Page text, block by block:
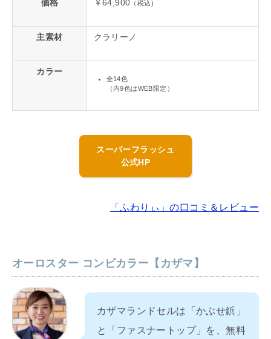
価格 ￥64,900 （税込)
主素材 クラリーノ
カラー
全14色
（内9色はWEB限定）
スーパーフラッシュ
公式HP
「ふわりぃ」の口コミ＆レビュー
オーロスター コンビカラー【カザマ】
カザマランドセルは「かぶせ鋲」
と「ファスナートップ」を、無料